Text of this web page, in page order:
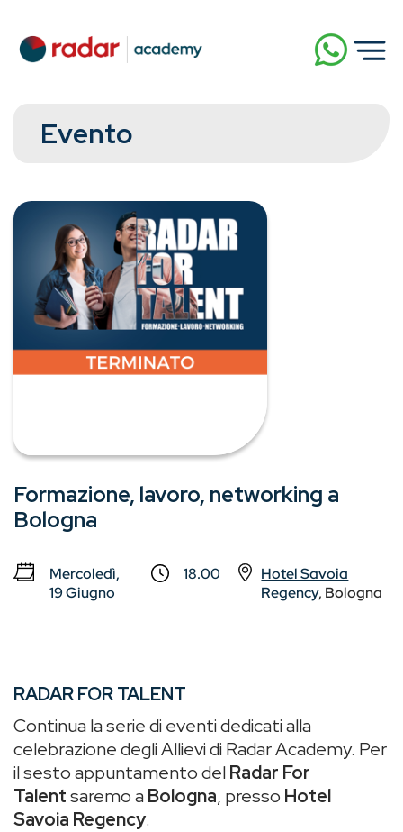
Evento
Formazione, lavoro, networking a
Bologna
Mercoledì,
19 Giugno
18.00
Hotel Savoia
Regency, Bologna
RADAR FOR TALENT
Continua la serie di eventi dedicati alla
celebrazione degli Allievi di Radar Academy. Per
il sesto appuntamento delRadar For
Talentsaremo aBologna, presso Hotel
Savoia Regency.